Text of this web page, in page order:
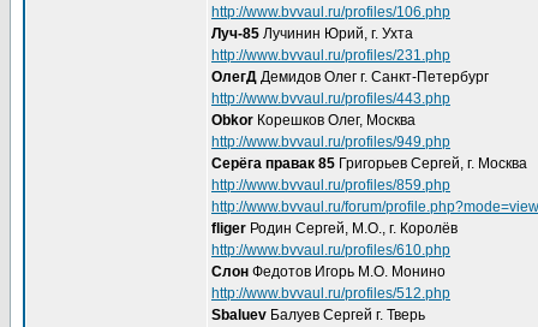
http://www.bvvaul.ru/profiles/106.php
Луч-85 Лучинин Юрий, г. Ухта
http://www.bvvaul.ru/profiles/231.php
ОлегД Демидов Олег г. Санкт-Петербург
http://www.bvvaul.ru/profiles/443.php
Obkor Корешков Олег, Москва
http://www.bvvaul.ru/profiles/949.php
Серёга правак 85 Григорьев Сергей, г. Москва
http://www.bvvaul.ru/profiles/859.php
http://www.bvvaul.ru/forum/
fliger Родин Сергей, М.О., г. Королёв
http://www.bvvaul.ru/profiles/610.php
Слон Федотов Игорь М.О. Монино
http://www.bvvaul.ru/profiles/512.php
Sbaluev Балуев Сергей г. Тверь